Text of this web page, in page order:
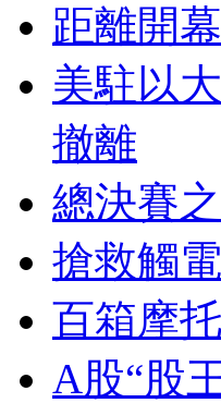
距離開
美駐以
撤離
總決賽
搶救觸
百箱摩
A股“股